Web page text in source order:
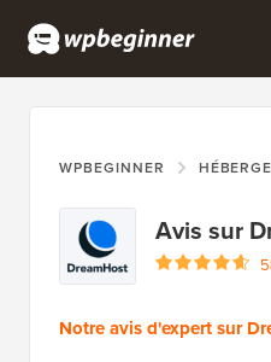
WPBEGINNER
Avis sur
Notre avis d'expert sur